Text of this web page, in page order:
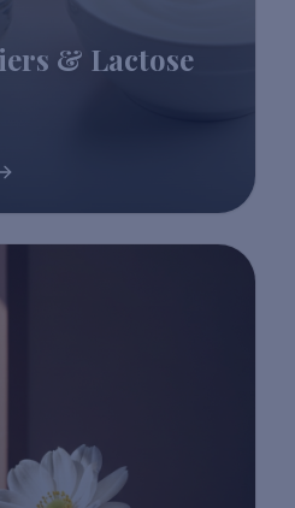
& Lactose